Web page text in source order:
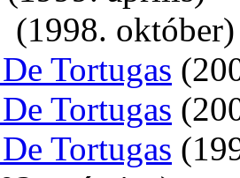
(1998. október)
Tortugas
Tortugas
Tortugas